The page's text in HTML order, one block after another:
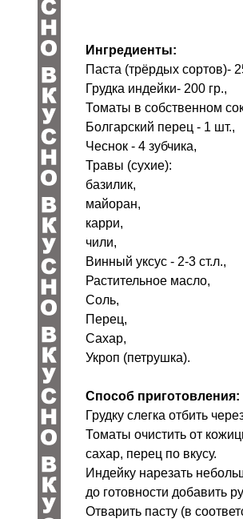
Ингредиенты:
Паста (трёрдых сортов)-
Грудка индейки- 200 гр.,
Томаты в собственном
Болгарский перец - 1 шт.,
Чеснок - 4 зубчика,
Травы (сухие):
базилик,
майоран,
карри,
чили,
Винный уксус - 2-3 ст.л.,
Растительное масло,
Соль,
Перец,
Сахар,
Укроп (петрушка).
Способ приготовления:
Грудку слегка отбить
Томаты очистить от
сахар, перец по вкусу.
Индейку нарезать
до готовности добавить
Отварить пасту (в